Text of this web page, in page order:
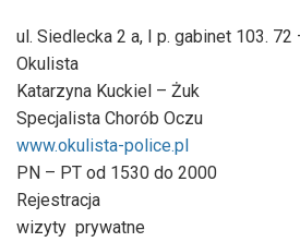
ul. Siedlecka 2 a, I p. gabinet 103.
Okulista
Katarzyna Kuckiel – Żuk
Specjalista Chorób Oczu
www.okulista-police.pl
PN – PT od 1530 do 2000
Rejestracja
wizyty prywatne